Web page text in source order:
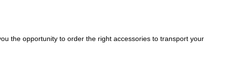
the opportunity to order the right accessories to transport your